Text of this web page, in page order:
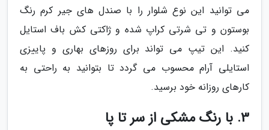
می توانید این نوع شلوار را با صندل های جیر کرم رنگ
بوستون و تی شرتی کراپ شده و ژاکتی کش باف استایل
کنید. این تیپ می تواند برای روزهای بهاری و پاییزی
استایلی آرام محسوب می گردد تا بتوانید به راحتی به
کارهای روزانه خود برسید.
3. با رنگ مشکی از سر تا پا